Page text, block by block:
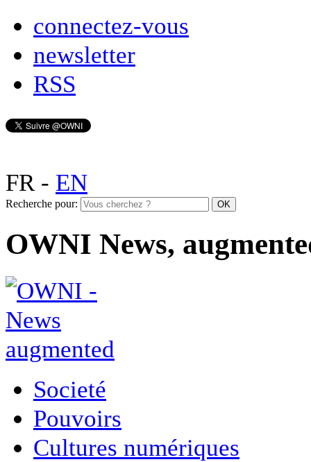
connectez-vous
newsletter
RSS
FR- EN
Recherche pour:
OWNI News,
Societé
Pouvoirs
Cultures numériques